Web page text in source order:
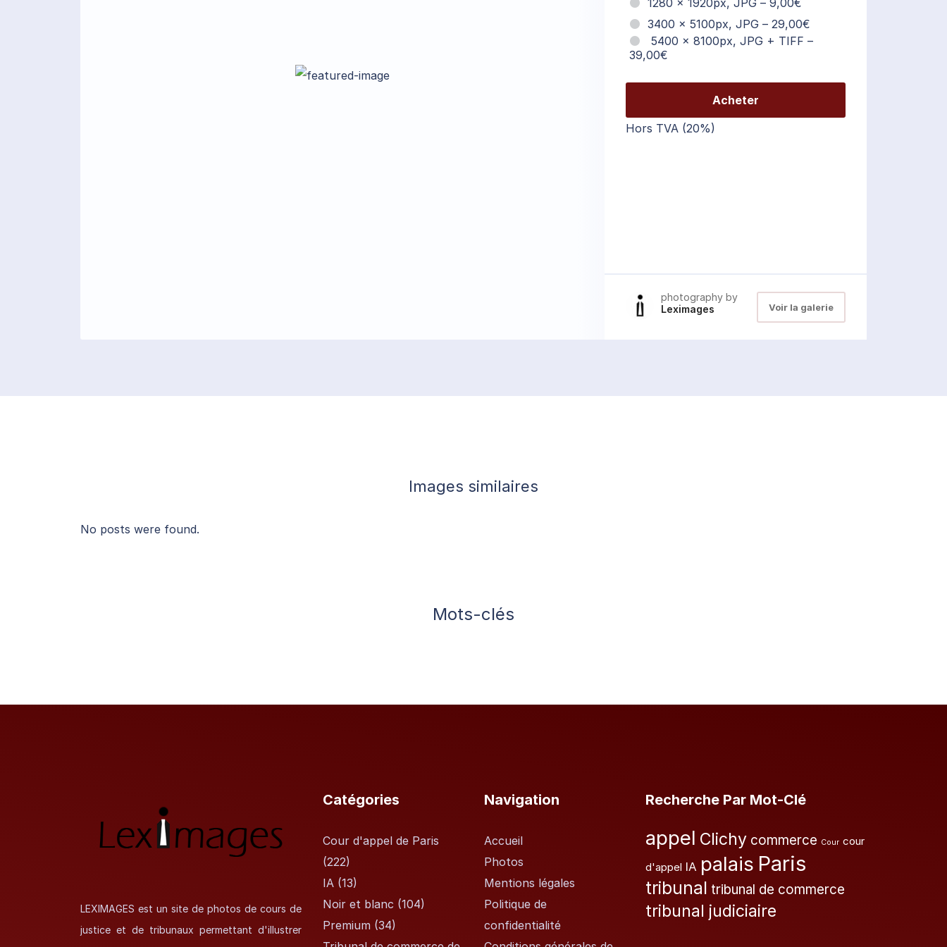
3400 x 5100px, JPG – 29,00€
5400 x 8100px, JPG + TIFF –
39,00€
Acheter
Hors TVA (20%)
photography by
Leximages
Voir la galerie
Images similaires
No posts were found.
Mots-clés
LEXIMAGES est un site de photos de cours de
justice et de tribunaux permettant d'illustrer
Catégories
Cour d'appel de Paris
(222)
IA(13)
Noir et blanc (104)
Premium(34)
Navigation
Accueil
Photos
Mentions légales
Politique de
confidentialité
Recherche Par Mot-Clé
appel Clichy commerce Cour cour
d'appel IA palais Paris
tribunal tribunal de commerce
tribunal judiciaire